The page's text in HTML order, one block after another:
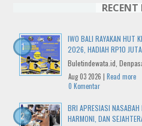
RECENT
IWO BALI RAYAKAN HUT
2026, HADIAH RP10 JUTA
Buletindewata.id,
Aug 03 2026 | Read more
0 Komentar
BRI APRESIASI NASABAH
HARMONI, DAN